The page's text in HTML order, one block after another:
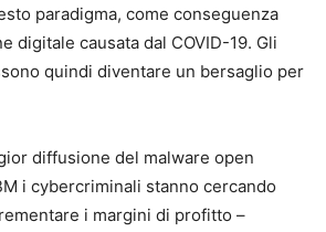
paradigma, come conseguenza
digitale causata dal COVID-19. Gli
quindi diventare un bersaglio per
diffusione del malware open
i cybercriminali stanno cercando
i margini di profitto –